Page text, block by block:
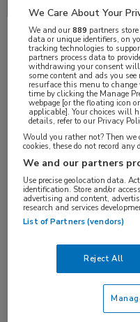
aug 2018
Vakgebieden:
Infectieziekten
Aandachtsgebieden:
Bacteriële infecties
Tags:
bacteriofaag,faagtherapie
We Care About Your
We and our889 partners
data or unique identifiers, on
tracking technologies to
partners process data to
withdrawing your consent will
some content and ads you
resurface this menu to
time by clicking the Manage
webpage [or the floating icon
applicable]. Your choices will
details, refer to our Privacy
Would you rather not? Then
cookies, these do not record
We and our partners
Use precise geolocation data.
identification. Store and/or
advertising and content,
research and services
List of Partners (vendors)
Reject All